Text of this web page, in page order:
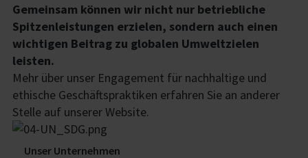
Gemeinsam können wir nicht nur betriebliche
Spitzenleistungen erzielen, sondern auch einen
wichtigen Beitrag zu globalen Umweltzielen
leisten.
Mehr über unser Engagement für nachhaltige und
ethische Geschäftspraktiken erfahren Sie an anderer
Stelle auf unserer Website.
Unser Unternehmen